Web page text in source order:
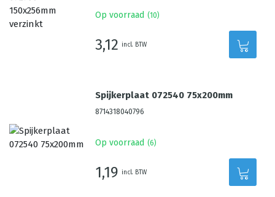
Op voorraad (10)
3,12 incl. BTW
Spijkerplaat 072540 75x200mm
8714318040796
Op voorraad (6)
1,19 incl. BTW